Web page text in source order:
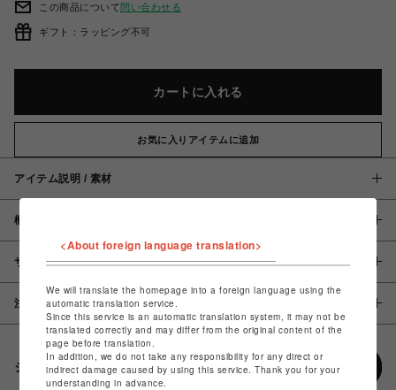
この商品について問い合わせる
ギフト：ラッピング不可
カートに入れる
お気に入りアイテムに追加
アイテム説明 / 素材
概要
サイズ
注意事項
シェアする
<About foreign language translation>
We will translate the homepage into a foreign language using the
automatic translation service.
Since this service is an automatic translation system, it may not be
translated correctly and may differ from the original content of the
page before translation.
In addition, we do not take any responsibility for any direct or
indirect damage caused by using this service. Thank you for your
understanding in advance.